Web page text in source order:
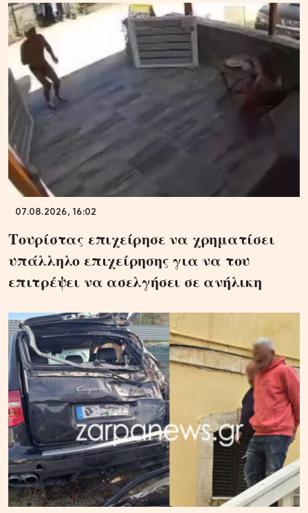
07.08.2026, 16:02
Τουρίστας επιχείρησε να χρηματίσει
υπάλληλο επιχείρησης για να του
επιτρέψει να ασελγήσει σε ανήλικη